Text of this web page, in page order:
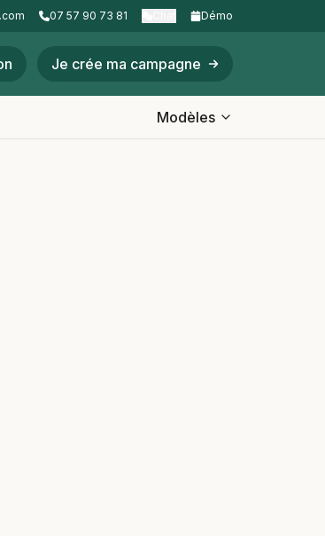
07 57 90 73 81 Démo
Je crée ma campagne
Modèles